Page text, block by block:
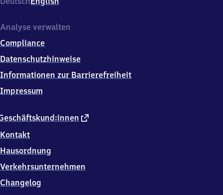
externer
Kontakt
Hausordnung
Verkehrsunternehmen
Changelog
Analyse verwalten
Compliance
Datenschutzhinweise
Informationen zur Barrierefreiheit
Impressum